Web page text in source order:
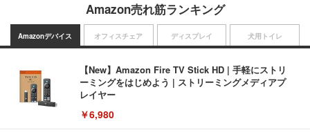
Amazon売れ筋ランキング
Amazonデバイス
【New】Amazon Fire TV Stick HD | 手軽にストリ
ーミングをはじめよう | ストリーミングメディアプ
レイヤー
￥6,980
オフィスチェア ディスプレイ 犬用トイレ